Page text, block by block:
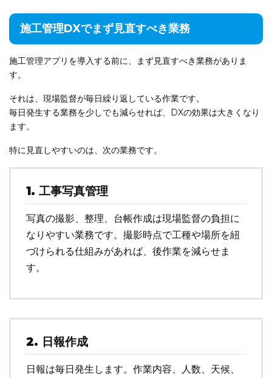
施工管理DXでまず見直すべき業務
施工管理アプリを導入する前に、まず見直すべき業務がありま
す。
それは、現場監督が毎日繰り返している作業です。
毎日発生する業務を少しでも減らせれば、DXの効果は大きくなり
ます。
特に見直しやすいのは、次の業務です。
1. 工事写真管理
写真の撮影、整理、台帳作成は現場監督の負担に
なりやすい業務です。撮影時点で工種や場所を紐
づけられる仕組みがあれば、後作業を減らせま
す。
2. 日報作成
日報は毎日発生します。作業内容、人数、天候、